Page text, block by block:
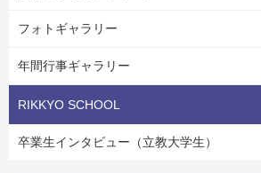
フォトギャラリー
年間行事ギャラリー
RIKKYO SCHOOL
卒業生インタビュー（立教大学生）